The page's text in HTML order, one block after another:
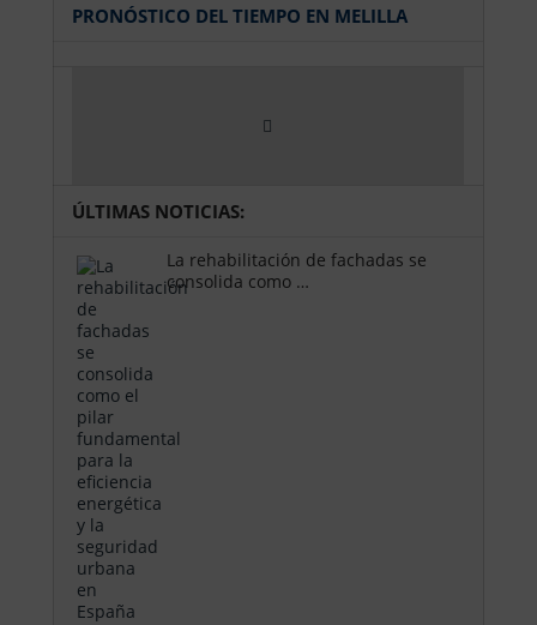
PRONÓSTICO DEL TIEMPO EN MELILLA
ÚLTIMAS NOTICIAS:
La rehabilitación de fachadas se
consolida como …